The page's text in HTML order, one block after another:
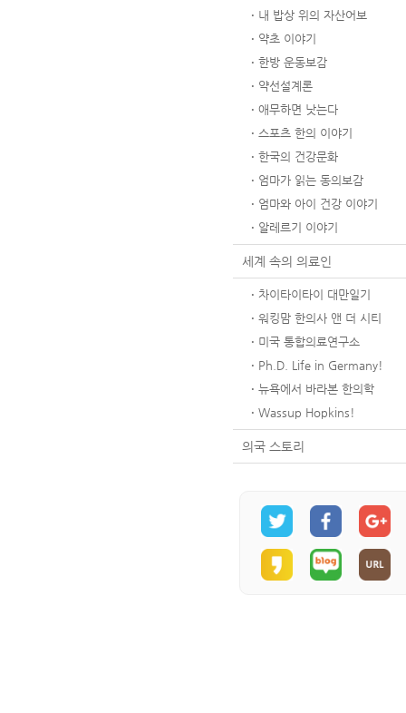
내 밥상 위의 자산어보
약초 이야기
한방 운동보감
약선설계론
애무하면 낫는다
스포츠 한의 이야기
한국의 건강문화
엄마가 읽는 동의보감
엄마와 아이 건강 이야기
알레르기 이야기
세계 속의 의료인
차이타이타이 대만일기
워킹맘 한의사 앤 더 시티
미국 통합의료연구소
Ph.D. Life in Germany!
뉴욕에서 바라본 한의학
Wassup Hopkins!
의국 스토리